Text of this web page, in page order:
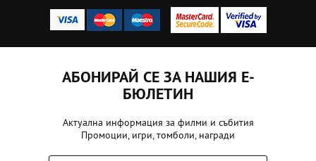
АБОНИРАЙ СЕ ЗА НАШИЯ Е-
БЮЛЕТИН
Актуална информация за филми и събития
Промоции, игри, томболи, награди